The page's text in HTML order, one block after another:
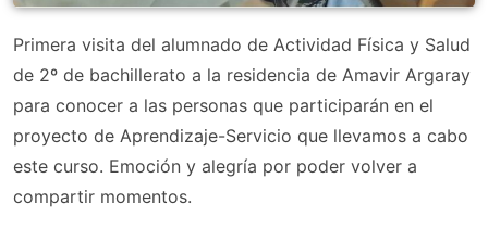
Primera visita del alumnado de Actividad Física y Salud
de 2º de bachillerato a la residencia de Amavir Argaray
para conocer a las personas que participarán en el
proyecto de Aprendizaje-Servicio que llevamos a cabo
este curso. Emoción y alegría por poder volver a
compartir momentos.